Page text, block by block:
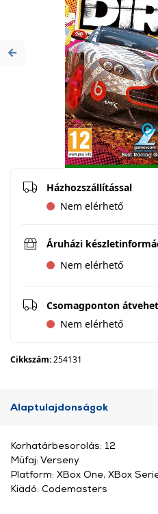
Previous
Házhozszállítással
Nem elérhető
Áruházi
Nem elérhető
Csomagponton
Nem elérhető
Cikkszám:254131
Alaptulajdonságok
Korhatárbesorolás: 12
Műfaj: Verseny
Platform: XBox One, XBox
Kiadó: Codemasters